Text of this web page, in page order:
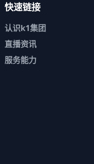
快速链接
认识k1集团
直播资讯
服务能力